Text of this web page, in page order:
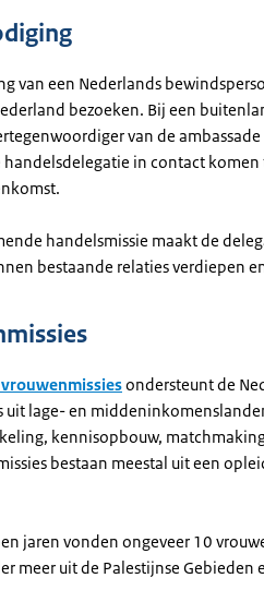
van een Nederlands
bezoeken. Bij een
van de
in contact
handelsmissie maakt de
bestaande relaties verdiepen
ondersteunt de
uit lage- en
kennisopbouw,
bestaan meestal uit een
jaren vonden ongeveer 10
meer uit de Palestijnse Gebieden